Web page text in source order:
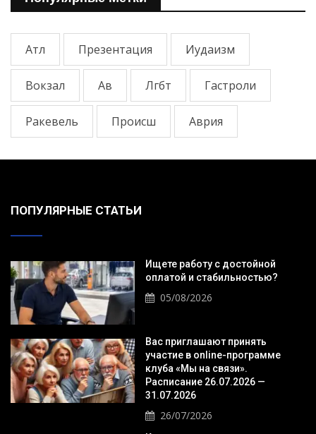
Атл Презентация Иудаизм
Вокзал Ав Лгбт Гастроли
Ракевель Происш Аврия
ПОПУЛЯРНЫЕ СТАТЬИ
Ищете работу с достойной
оплатой и стабильностью?
05/08/2026
Вас приглашают принять
участие в online-программе
клуба «Мы на связи».
Расписание 26.07.2026 —
31.07.2026
26/07/2026